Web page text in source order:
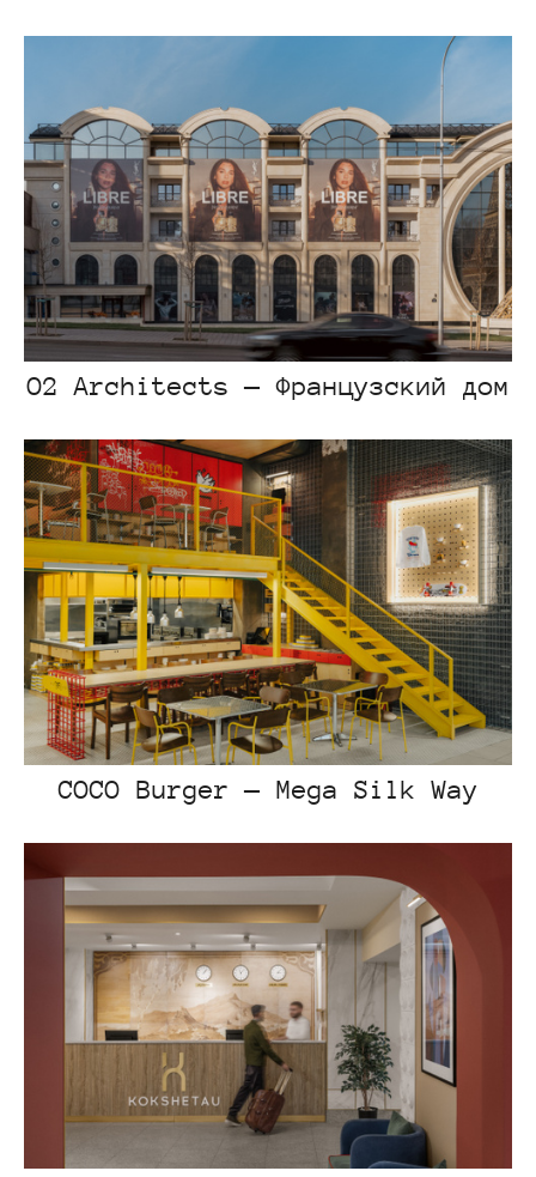
O2 Architects — Французский дом
COCO Burger — Mega Silk Way